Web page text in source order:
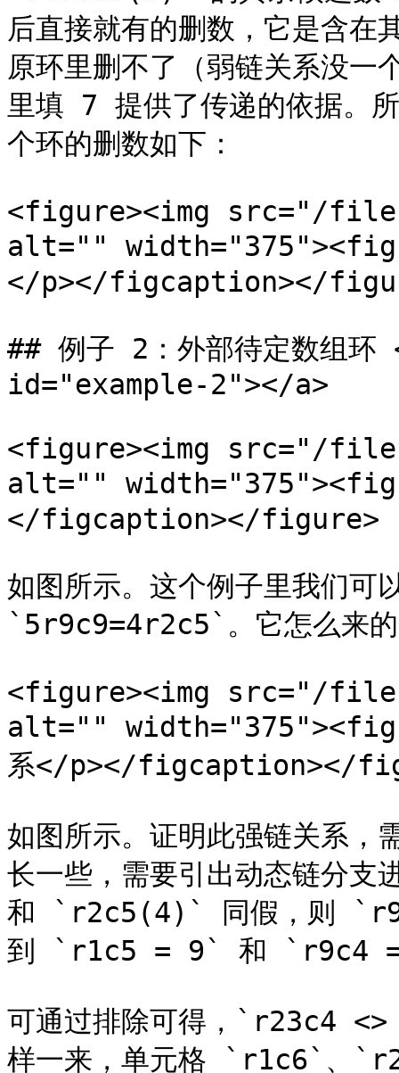
后直接就有的删数，它是含
原环里删不了（弱链关系没
里填 7 提供了传递的依据。
个环的删数如下：
<figure><img src="/files/
alt=""
</p></figcaption></
## 例子 2：外部待定数组
id="example-2"></a>
<figure><img src="/
alt=""
</figcaption></figure>
如图所示。这个例子里我们可
`5r9c9=4r2c5`。它怎么来
<figure><img src="/files/
alt=""
系</p></figcaption></
如图所示。证明此强链关系，
长一些，需要引出动态链分
和 `r2c5(4)` 同假，则
到 `r1c5 = 9` 和 `r9c4 =
可通过排除可得，`r23c4
样一来，单元格 `r1c6`、